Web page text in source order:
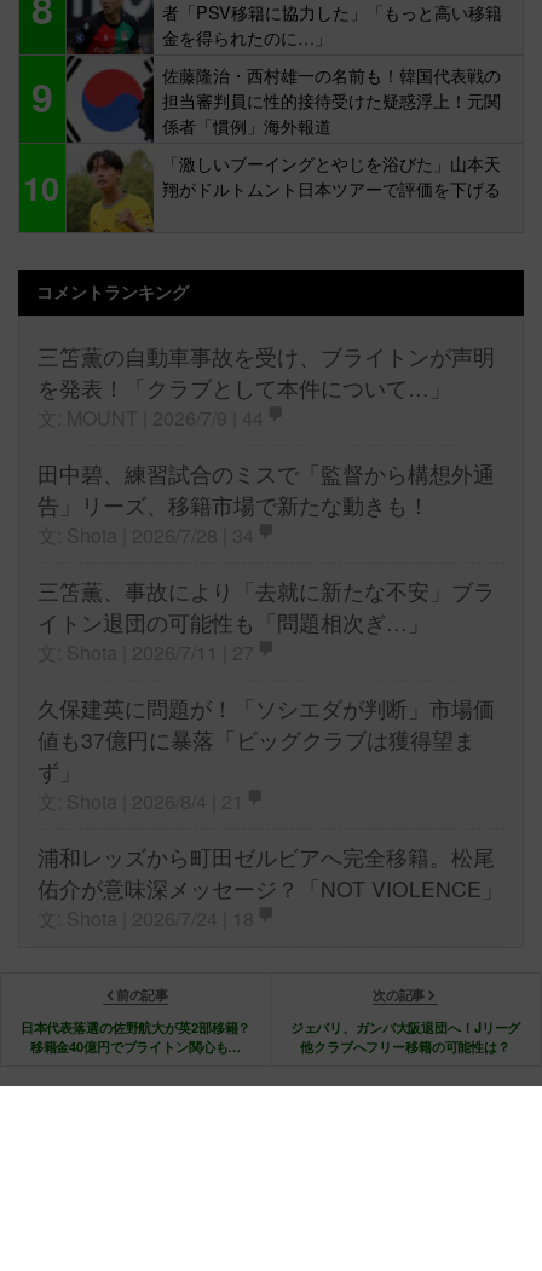
者「PSV移籍に協力した」「もっと高い移籍
金を得られたのに…」
9
佐藤隆治・西村雄一の名前も！韓国代表戦の
担当審判員に性的接待受けた疑惑浮上！元関
係者「慣例」海外報道
10
「激しいブーイングとやじを浴びた」山本天
翔がドルトムント日本ツアーで評価を下げる
コメントランキング
三笘薫の自動車事故を受け、ブライトンが声明
を発表！「クラブとして本件について…」
田中碧、練習試合のミスで「監督から構想外通
告」リーズ、移籍市場で新たな動きも！
三笘薫、事故により「去就に新たな不安」ブラ
イトン退団の可能性も「問題相次ぎ…」
久保建英に問題が！「ソシエダが判断」市場価
値も37億円に暴落「ビッグクラブは獲得望ま
ず」
浦和レッズから町田ゼルビアへ完全移籍。松尾
佑介が意味深メッセージ？「NOT VIOLENCE」
前の記事
日本代表落選の佐野航大が英2部移籍？
移籍金40億円でブライトン関心も…
次の記事
ジェバリ、ガンバ大阪退団へ！Jリーグ
他クラブへフリー移籍の可能性は？